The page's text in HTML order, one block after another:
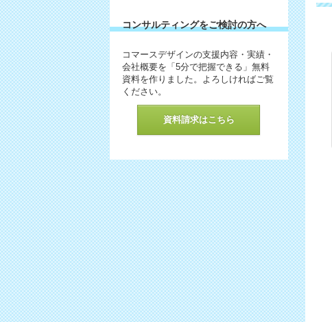
コンサルティングをご検討の方へ
コマースデザインの支援内容・実績・
会社概要を「5分で把握できる」無料
資料を作りました。よろしければご覧
ください。
資料請求はこちら